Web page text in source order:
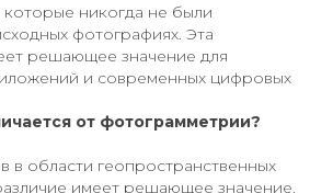
никогда не были
фотографиях. Эта
решающее значение для
и современных цифровых
от фотограмметрии?
в области геопространственных
имеет решающее значение.